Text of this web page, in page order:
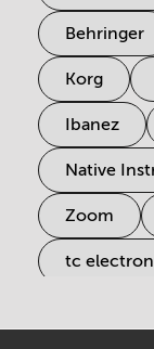
Behringer
Korg
Ibanez
Native
Zoom
tc